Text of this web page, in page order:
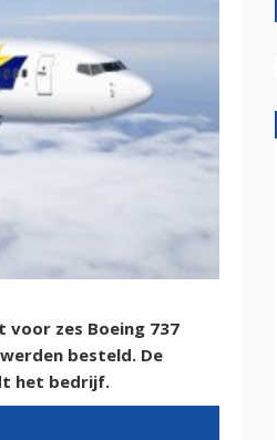
voor zes Boeing 737
besteld. De
het bedrijf.